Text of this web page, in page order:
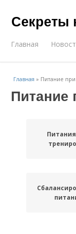
Секреты
Главная
Главная » Питание
Питание